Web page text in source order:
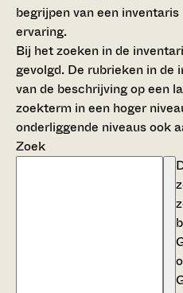
begrijpen van een
ervaring.
Bij het zoeken in de
gevolgd. De rubrieken in de
van de beschrijving op een
zoekterm in een hoger
onderliggende niveaus ook
Zoek